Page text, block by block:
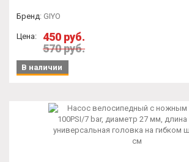
Бренд: GIYO
Цена:
450 руб.
570 руб.
В наличии